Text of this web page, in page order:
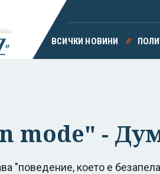
ВСИЧКИ НОВИНИ
mode" -
"поведение, което е